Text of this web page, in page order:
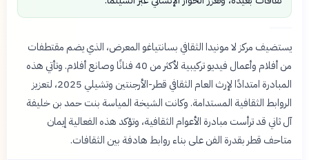
يستضيف مركز لا مونيدا الثقافي بسانتياغو المعرض، الذي يضم مقتطفات
من أفلام وأعمال فيديو تركيبية لأكثر من 40 فنانًا وصانع أفلام. وتأتي هذه
المبادرة امتدادًا لإرث العام الثقافي قطر-الأرجنتين وتشيلي 2025، لتعزيز
الروابط الثقافية المستدامة. وكانت الشيخة المياسة بنت حمد بن خليفة
آل ثاني قد ترأست مبادرة الأعوام الثقافية، وتؤكد هذه الفعالية إيمان
متاحف قطر بقدرة الفن على بناء روابط هادفة بين الثقافات.